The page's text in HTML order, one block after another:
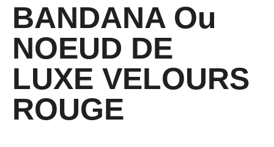
BANDANA Ou
NOEUD DE
LUXE VELOURS
ROUGE